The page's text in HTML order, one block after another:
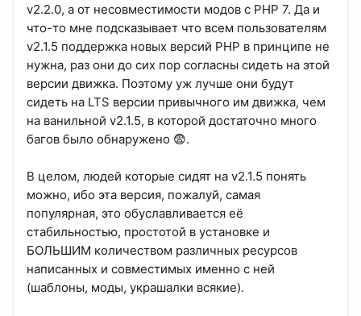
v2.2.0, а от несовместимости модов с PHP 7. Да и
что-то мне подсказывает что всем пользователям
v2.1.5 поддержка новых версий PHP в принципе не
нужна, раз они до сих пор согласны сидеть на этой
версии движка. Поэтому уж лучше они будут
сидеть на LTS версии привычного им движка, чем
на ванильной v2.1.5, в которой достаточно много
багов было обнаружено 😨.
В целом, людей которые сидят на v2.1.5 понять
можно, ибо эта версия, пожалуй, самая
популярная, это обуславливается её
стабильностью, простотой в установке и
БОЛЬШИМ количеством различных ресурсов
написанных и совместимых именно с ней
(шаблоны, моды, украшалки всякие).